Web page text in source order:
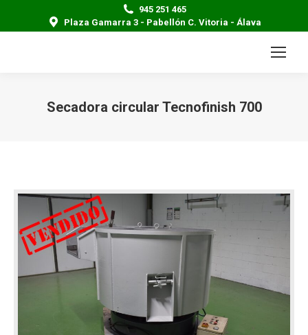
945 251 465
Plaza Gamarra 3 - Pabellón C. Vitoria - Álava
Secadora circular Tecnofinish 700